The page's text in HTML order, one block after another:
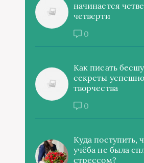
начинается
четверти
0
Как писать
секреты
творчества
0
Куда поступить,
учёба не была
стрессом?